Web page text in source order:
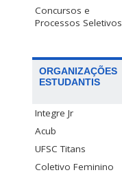
Concursos e
Processos Seletivos
ORGANIZAÇÕES
ESTUDANTIS
Integre Jr
Acub
UFSC Titans
Coletivo Feminino